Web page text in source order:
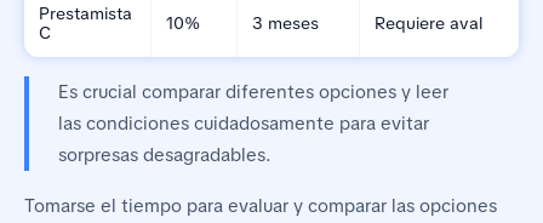
Prestamista
C
10% 3 meses Requiere aval
Es crucial comparar diferentes opciones y leer
las condiciones cuidadosamente para evitar
sorpresas desagradables.
Tomarse el tiempo para evaluar y comparar las opciones